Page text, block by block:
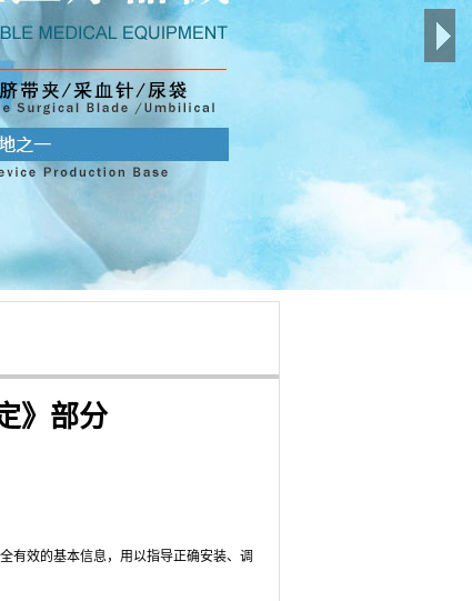
》部分
效的基本信息，用以指导正确安装、调